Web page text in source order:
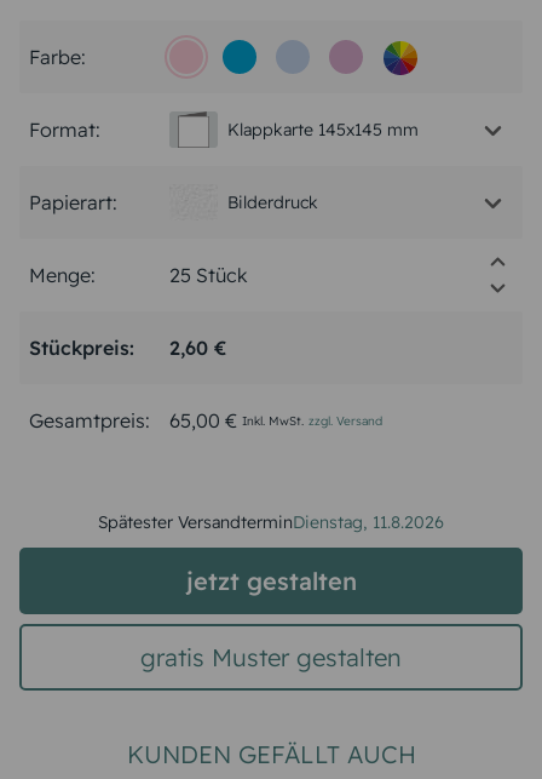
Farbe:
Format: Klappkarte 145x145 mm
Papierart: Bilderdruck
Menge:
Stückpreis: 2,60 €
Gesamtpreis: 65,00 € Inkl. MwSt. zzgl. Versand
Spätester VersandterminDienstag, 11.8.2026
jetzt gestalten
gratis Muster gestalten
KUNDEN GEFÄLLT AUCH